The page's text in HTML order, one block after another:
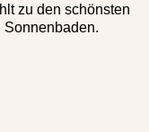
zu den schönsten
Sonnenbaden.